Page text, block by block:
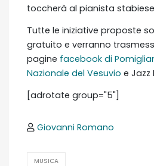
toccherà al pianista stabiese
Tutte le iniziative proposte
gratuito e verranno
pagine facebook di
Nazionale del Vesuvio e Jazz
[adrotate group="5"]
Giovanni Romano
MUSICA